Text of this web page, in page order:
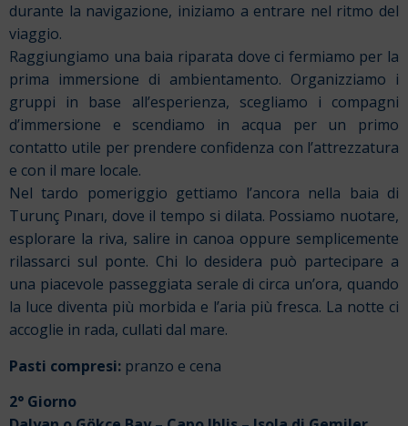
durante la navigazione, iniziamo a entrare nel ritmo del
viaggio.
Raggiungiamo una baia riparata dove ci fermiamo per la
prima immersione di ambientamento. Organizziamo i
gruppi in base all’esperienza, scegliamo i compagni
d’immersione e scendiamo in acqua per un primo
contatto utile per prendere confidenza con l’attrezzatura
e con il mare locale.
Nel tardo pomeriggio gettiamo l’ancora nella baia di
Turunç Pınarı, dove il tempo si dilata. Possiamo nuotare,
esplorare la riva, salire in canoa oppure semplicemente
rilassarci sul ponte. Chi lo desidera può partecipare a
una piacevole passeggiata serale di circa un’ora, quando
la luce diventa più morbida e l’aria più fresca. La notte ci
accoglie in rada, cullati dal mare.
Pasti compresi: pranzo e cena
2° Giorno